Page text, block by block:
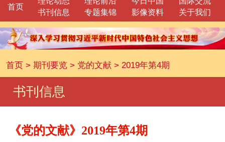
首页
书刊信息
专题集锦 影像资料 关于我们
首页> 期刊要览> 党的文献> 2019年第4期
书刊信息
《党的文献》2019年第4期